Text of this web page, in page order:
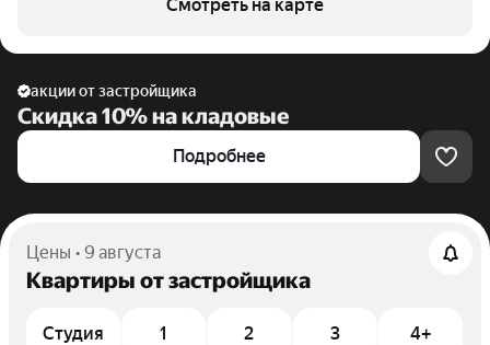
Смотреть на карте
акции от застройщика
Скидка 10% на кладовые
Подробнее
Цены • 9 августа
Квартиры от застройщика
Студия 1 2 3 4+